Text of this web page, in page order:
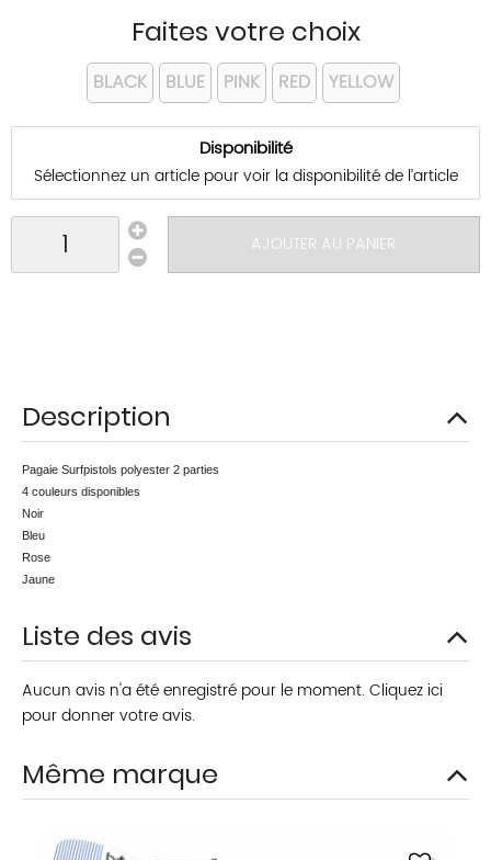
Faites votre choix
BLACK BLUE PINK RED YELLOW
Disponibilité
Sélectionnez un article pour voir la disponibilité de l’article
AJOUTER AU PANIER
Description
Pagaie Surfpistols polyester 2 parties
4 couleurs disponibles
Noir
Bleu
Rose
Jaune
Liste des avis
Aucun avis n'a été enregistré pour le moment. Cliquez ici
pour donner votre avis.
Même marque